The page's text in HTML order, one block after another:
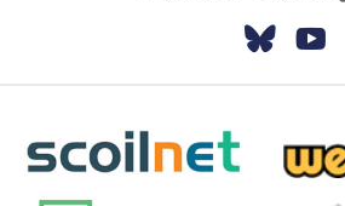
scoilnet-footer-logo3